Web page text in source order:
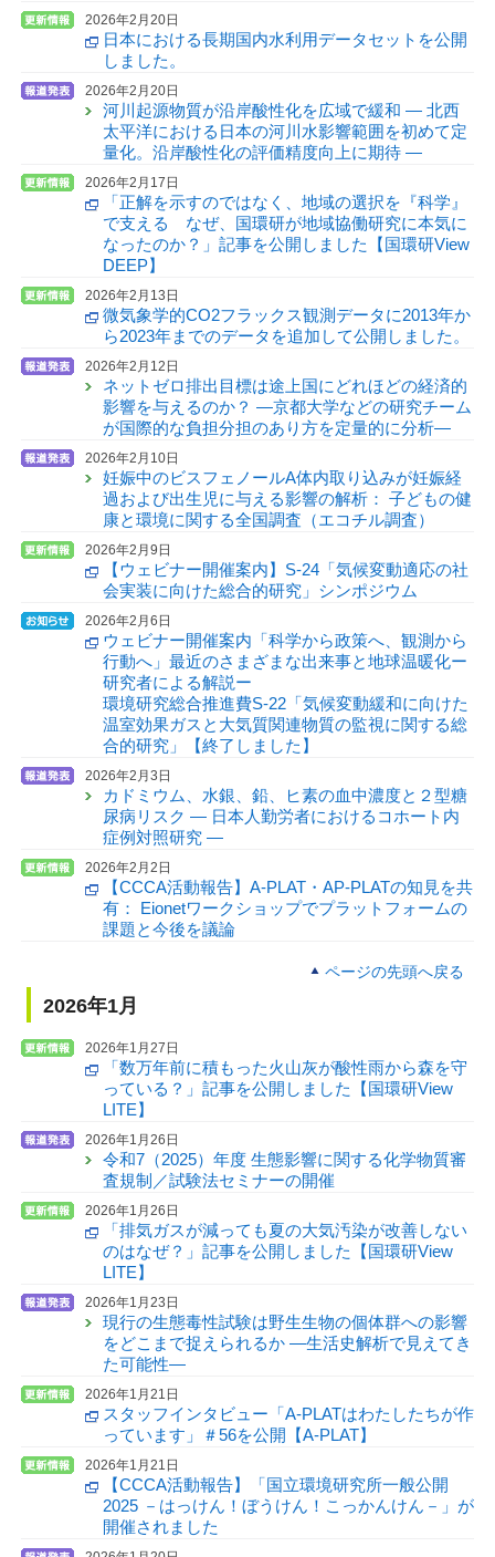
2026年2月20日
日本における長期国内水利用データセットを公開
しました。
2026年2月20日
河川起源物質が沿岸酸性化を広域で緩和 — 北西
太平洋における日本の河川水影響範囲を初めて定
量化。沿岸酸性化の評価精度向上に期待 —
2026年2月17日
「正解を示すのではなく、地域の選択を『科学』
で支える なぜ、国環研が地域協働研究に本気に
なったのか？」記事を公開しました【国環研View
DEEP】
2026年2月13日
微気象学的CO2フラックス観測データに2013年か
ら2023年までのデータを追加して公開しました。
2026年2月12日
ネットゼロ排出目標は途上国にどれほどの経済的
影響を与えるのか？ —京都大学などの研究チーム
が国際的な負担分担のあり方を定量的に分析—
2026年2月10日
妊娠中のビスフェノールA体内取り込みが妊娠経
過および出生児に与える影響の解析： 子どもの健
康と環境に関する全国調査（エコチル調査）
2026年2月9日
【ウェビナー開催案内】S-24「気候変動適応の社
会実装に向けた総合的研究」シンポジウム
2026年2月6日
ウェビナー開催案内「科学から政策へ、観測から
行動へ」最近のさまざまな出来事と地球温暖化ー
研究者による解説ー
環境研究総合推進費S-22「気候変動緩和に向けた
温室効果ガスと大気質関連物質の監視に関する総
合的研究」【終了しました】
2026年2月3日
カドミウム、水銀、鉛、ヒ素の血中濃度と２型糖
尿病リスク — 日本人勤労者におけるコホート内
症例対照研究 —
2026年2月2日
【CCCA活動報告】A-PLAT・AP-PLATの知見を共
有： Eionetワークショップでプラットフォームの
課題と今後を議論
ページの先頭へ戻る
2026年1月
2026年1月27日
「数万年前に積もった火山灰が酸性雨から森を守
っている？」記事を公開しました【国環研View
LITE】
2026年1月26日
令和7（2025）年度 生態影響に関する化学物質審
査規制／試験法セミナーの開催
2026年1月26日
「排気ガスが減っても夏の大気汚染が改善しない
のはなぜ？」記事を公開しました【国環研View
LITE】
2026年1月23日
現行の生態毒性試験は野生生物の個体群への影響
をどこまで捉えられるか —生活史解析で見えてき
た可能性—
2026年1月21日
スタッフインタビュー「A-PLATはわたしたちが作
っています」＃56を公開【A-PLAT】
2026年1月21日
【CCCA活動報告】「国立環境研究所一般公開
2025 －はっけん！ぼうけん！こっかんけん－」が
開催されました